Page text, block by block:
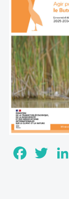
FacebookTwitter